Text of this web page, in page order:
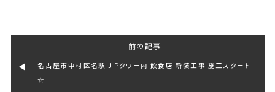
前の記事
名古屋市中村区名駅 ＪＰタワー内 飲食店 新装工事 施工スタート
☆